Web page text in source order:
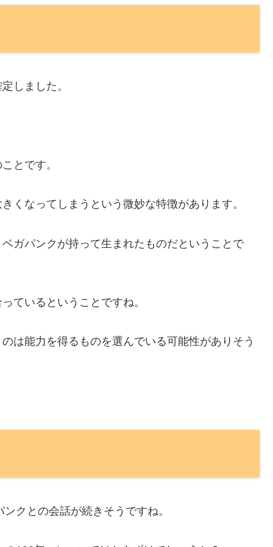
しました。
とです。
くなってしまうという微妙な特徴があります。
ガパンクが持って生まれたものだということで
ているということですね。
は能力を得るものを選んでいる可能性がありそう
クとの会話が続きそうですね。